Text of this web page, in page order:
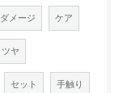
ダメージ ケア
ツヤ
セット 手触り